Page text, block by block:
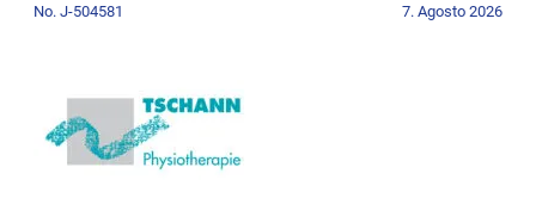
No. J-504581 7. Agosto 2026